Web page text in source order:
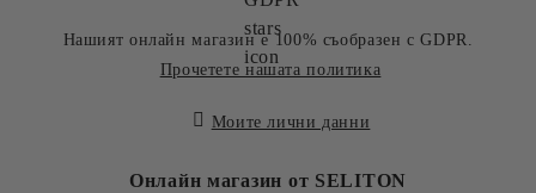
Нашият онлайн магазин е 100% съобразен с GDPR.
Прочетете нашата политика
Моите лични данни
Онлайн магазин от SELITON